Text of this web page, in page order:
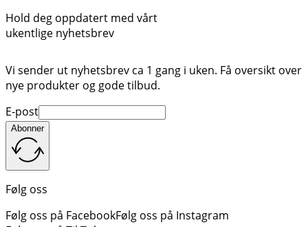
Hold deg oppdatert med vårt
ukentlige nyhetsbrev
Vi sender ut nyhetsbrev ca 1 gang i uken. Få oversikt over
nye produkter og gode tilbud.
E-post
Abonner
Følg oss
Følg oss på FacebookFølg oss på Instagram